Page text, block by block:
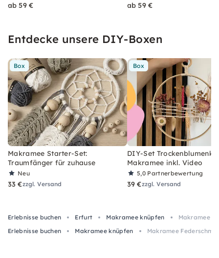
ab 59 € ab 59 €
Entdecke unsere DIY-Boxen
Box
Makramee Starter-Set:
Traumfänger für zuhause
Neu
33 €zzgl. Versand
Box
DIY-Set
Makramee inkl. Video
5,0 Partnerbewertung
39 €zzgl. Versand
Erlebnisse buchen Erfurt Makramee knüpfen
Makramee
Erlebnisse buchen
Makramee knüpfen Makramee